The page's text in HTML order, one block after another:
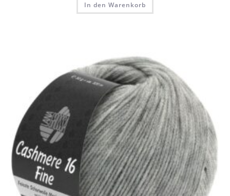
In den Warenkorb